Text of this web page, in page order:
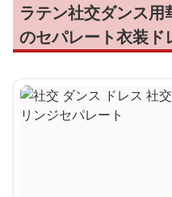
ラテン社交ダンス
のセパレート衣装ド